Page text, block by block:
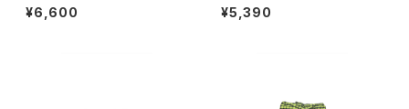
¥6,600 ¥5,390